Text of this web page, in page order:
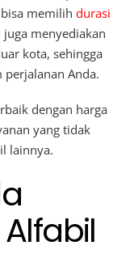
bisa memilihdurasi
menyediakan
kota, sehingga
perjalanan Anda.
dengan harga
yang tidak
lainnya.